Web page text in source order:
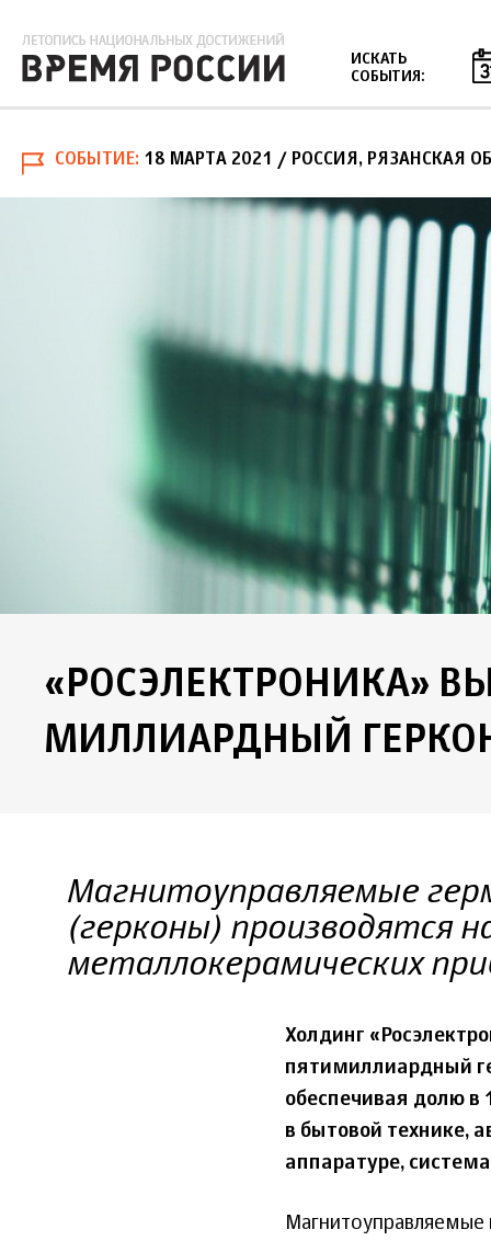
ИСКАТЬ
СОБЫТИЯ:
СОБЫТИЕ 18 МАРТА 2021 / РОССИЯ, РЯЗАНСКАЯ
«РОСЭЛЕКТРОНИКА»
МИЛЛИАРДНЫЙ
Магнитоуправляемые
(герконы) производятся
металлокерамических
Холдинг
пятимиллиардный
обеспечивая долю в
в бытовой технике,
аппаратуре,
Магнитоуправляемые